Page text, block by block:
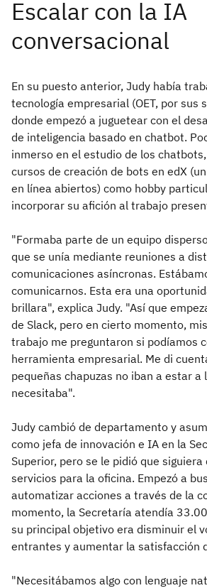
En su puesto anterior, Judy había
tecnología empresarial (OET, por sus
donde empezó a juguetear con el
de inteligencia basado en chatbot.
inmerso en el estudio de los
cursos de creación de bots en edX
en línea abiertos) como hobby
incorporar su afición al trabajo
"Formaba parte de un equipo
que se unía mediante reuniones a
comunicaciones asíncronas.
comunicarnos. Esta era una
brillara", explica Judy. "Así que
de Slack, pero en cierto momento,
trabajo me preguntaron si podíamos
herramienta empresarial. Me di
pequeñas chapuzas no iban a estar a
necesitaba".
Judy cambió de departamento y
como jefa de innovación e IA en la
Superior, pero se le pidió que
servicios para la oficina. Empezó a
automatizar acciones a través de la
momento, la Secretaría atendía
su principal objetivo era disminuir el
entrantes y aumentar la satisfacción
"Necesitábamos algo con lenguaje